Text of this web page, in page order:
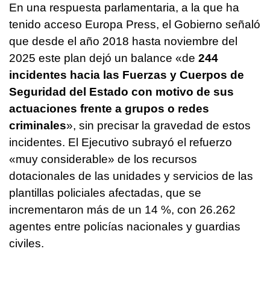
En una respuesta parlamentaria, a la que ha
tenido acceso Europa Press, el Gobierno señaló
que desde el año 2018 hasta noviembre del
2025 este plan dejó un balance «de 244
incidentes hacia las Fuerzas y Cuerpos de
Seguridad del Estado con motivo de sus
actuaciones frente a grupos o redes
criminales», sin precisar la gravedad de estos
incidentes. El Ejecutivo subrayó el refuerzo
«muy considerable» de los recursos
dotacionales de las unidades y servicios de las
plantillas policiales afectadas, que se
incrementaron más de un 14 %, con 26.262
agentes entre policías nacionales y guardias
civiles.